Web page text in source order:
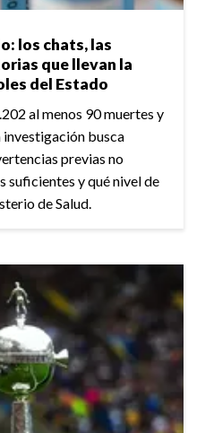
los chats, las
que llevan la
del Estado
al menos 90 muertes y
investigación busca
previas no
suficientes y qué nivel de
de Salud.